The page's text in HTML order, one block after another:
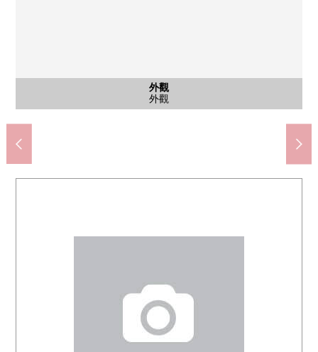
外觀
外觀
客廳
客廳
客廳
客廳
客廳
客廳
室內
和式房間
廚房
廚房
廚房
廚房
公共汽車
浴室
公共汽車
浴室
廁所
廁所
洗臉
洗臉
外觀
外觀
外觀
外觀
pyuakukku己斐上商店(約750m)